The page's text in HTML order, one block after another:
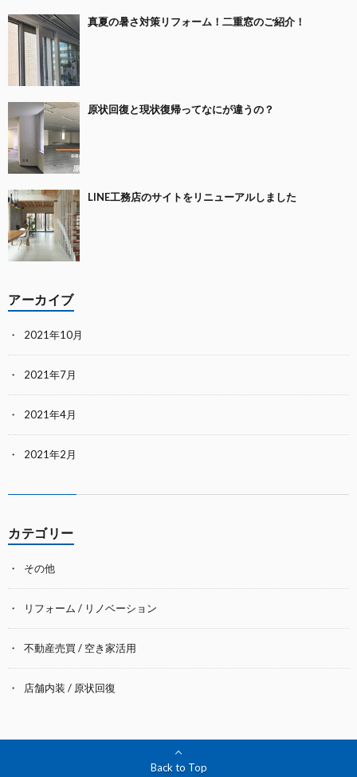
真夏の暑さ対策リフォーム！二重窓のご紹介！
原状回復と現状復帰ってなにが違うの？
LINE工務店のサイトをリニューアルしました
アーカイブ
2021年10月
2021年7月
2021年4月
2021年2月
カテゴリー
その他
リフォーム / リノベーション
不動産売買 / 空き家活用
店舗内装 / 原状回復
Back to Top